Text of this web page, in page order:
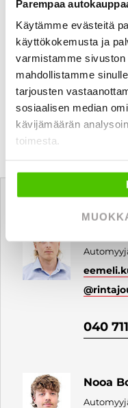
Parempaa
Käytämme evästeitä
käyttökokemusta ja
varmistamme
mahdollistamme
tarjousten
sosiaalisen median
kävijämäärän
toimesta.
Tätä
040
Nooa